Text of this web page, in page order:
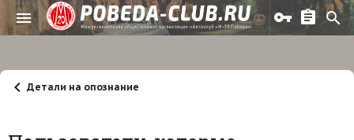
Детали на опознание